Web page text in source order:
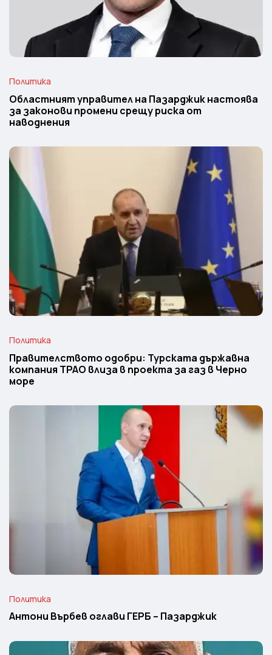
Политика
Областният управител на Пазарджик настоява
за законови промени срещу риска от
наводнения
Политика
Правителството одобри: Турската държавна
компания TPAO влиза в проекта за газ в Черно
море
Политика
Антони Върбев оглави ГЕРБ – Пазарджик